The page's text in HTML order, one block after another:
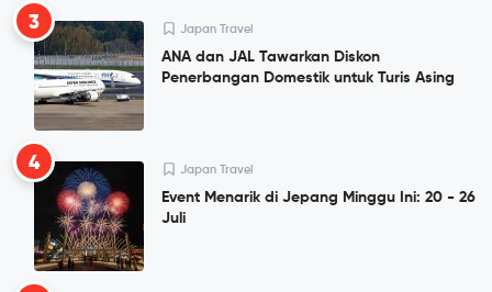
3 Japan Travel
ANA dan JAL Tawarkan Diskon
Penerbangan Domestik untuk Turis Asing
4 Japan Travel
Event Menarik di Jepang Minggu Ini: 20 - 26
Juli